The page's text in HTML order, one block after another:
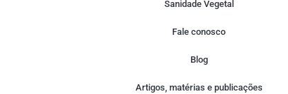
Sanidade Vegetal
Fale conosco
Blog
Artigos, matérias e publicações